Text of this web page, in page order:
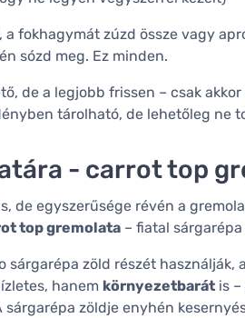
fokhagymát zúzd össze vagy
sózd meg. Ez minden.
de a legjobb frissen – csak
tárolható, de lehetőleg ne
- carrot top
de egyszerűsége révén a
top gremolata – fiatal
zöld részét használják,
hanem környezetbarát is
sárgarépa zöldje enyhén